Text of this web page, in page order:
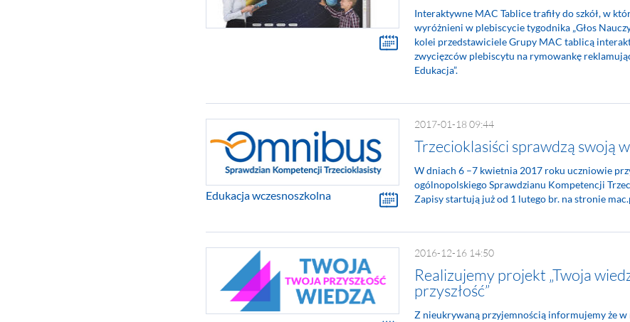
Interaktywne MAC Tablice trafiły do szkół, w
wyróżnieni w plebiscycie tygodnika „Głos
kolei przedstawiciele Grupy MAC tablicą
zwycięzców plebiscytu na rymowankę
Edukacja”.
Edukacja wczesnoszkolna
2017-01-18 09:44
Trzecioklasiści sprawdzą swoją
W dniach 6 –7 kwietnia 2017 roku uczniowie
ogólnopolskiego Sprawdzianu Kompetencji
Zapisy startują już od 1 lutego br. na stronie
2016-12-16 14:50
Realizujemy projekt „Twoja
przyszłość”
Z nieukrywaną przyjemnością informujemy że w